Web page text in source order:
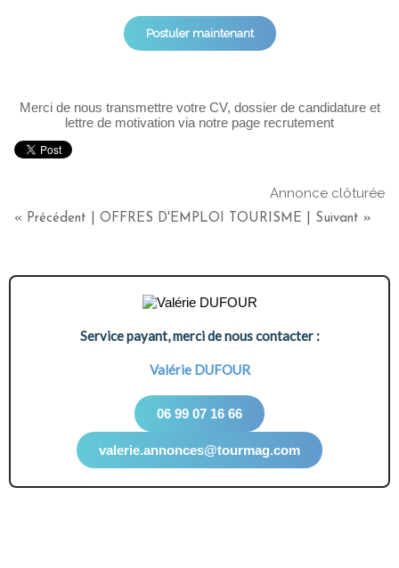
Postuler maintenant
Merci de nous transmettre votre CV, dossier de candidature et
lettre de motivation via notre page recrutement
Annonce clôturée
« Précédent OFFRES D'EMPLOI TOURISME Suivant »
Service payant, merci de nous contacter :
Valérie DUFOUR
06 99 07 16 66
valerie.annonces@tourmag.com